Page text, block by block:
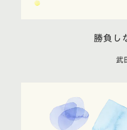
勝負し
武